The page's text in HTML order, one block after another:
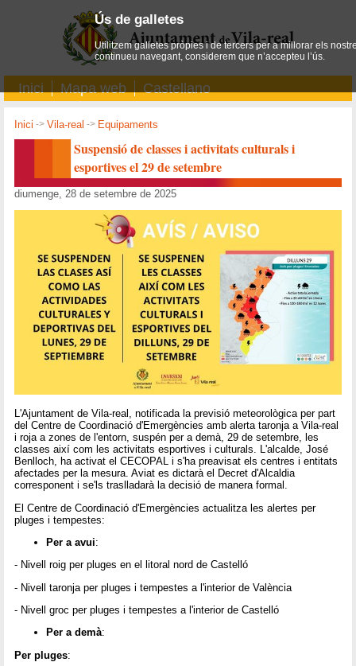
Inici Mapa web Castellano
Inici ->Vila-real -> Equipaments
Suspensió de classes i activitats culturals i
esportives el 29 de setembre
diumenge, 28 de setembre de 2025
L'Ajuntament de Vila-real, notificada la previsió meteorològica per part
del Centre de Coordinació d'Emergències amb alerta taronja a Vila-real
i roja a zones de l'entorn, suspén per a demà, 29 de setembre, les
classes així com les activitats esportives i culturals. L'alcalde, José
Benlloch, ha activat el CECOPAL i s'ha preavisat els centres i entitats
afectades per la mesura. Aviat es dictarà el Decret d'Alcaldia
corresponent i se'ls traslladarà la decisió de manera formal.
El Centre de Coordinació d'Emergències actualitza les alertes per
pluges i tempestes:
Per a avui:
- Nivell roig per pluges en el litoral nord de Castelló
- Nivell taronja per pluges i tempestes a l'interior de València
- Nivell groc per pluges i tempestes a l'interior de Castelló
Per a demà:
Per pluges:
Ús de galletes
Utilitzem galletes pròpies i de tercers per a millorar els
continueu navegant, considerem que n’accepteu l’ús.